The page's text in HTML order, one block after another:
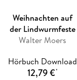
Weihnachten auf
der Lindwurmfeste
Walter Moers
Hörbuch Download
12,79 €*